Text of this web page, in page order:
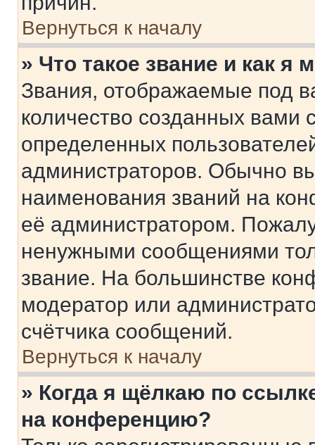
Вернуться к началу
» Что такое звание и как я
Звания, отображаемые под
количество созданных
определенных
администраторов. Обычно
наименования званий на
её администратором.
ненужными сообщениями
звание. На большинстве
модератор или
счётчика сообщений.
Вернуться к началу
» Когда я щёлкаю по
на конференцию?